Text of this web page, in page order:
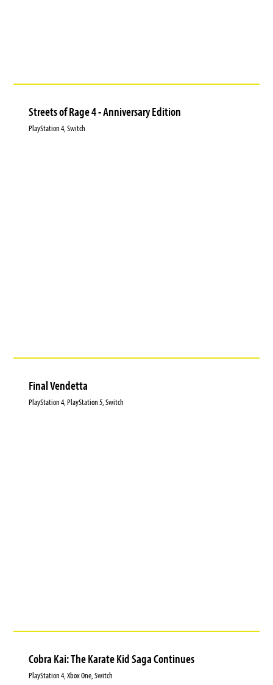
Streets of Rage 4 - Anniversary Edition
PlayStation 4, Switch
Final Vendetta
PlayStation 4, PlayStation 5, Switch
Cobra Kai: The Karate Kid Saga Continues
PlayStation 4, Xbox One, Switch